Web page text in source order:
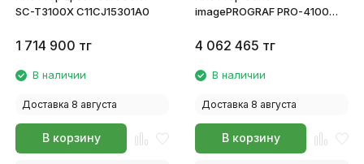
SC-T3100X C11CJ15301A0
1 714 900 тг
В наличии
Доставка 8 августа
В корзину
imagePROGRAF PRO-4100
4 062 465 тг
В наличии
Доставка 8 августа
В корзину